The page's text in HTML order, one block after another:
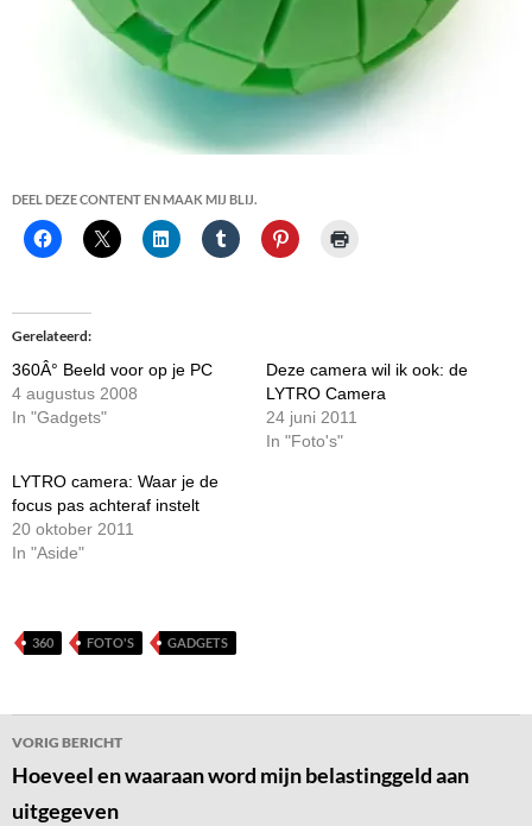
DEEL DEZE CONTENT EN MAAK MIJ BLIJ.
Gerelateerd
360Â° Beeld voor op je PC
4 augustus 2008
In "Gadgets"
Deze camera wil ik ook: de
LYTRO Camera
24 juni 2011
In "Foto's"
LYTRO camera: Waar je de
focus pas achteraf instelt
20 oktober 2011
In "Aside"
360 FOTO'S GADGETS
Bericht
navigatie
VORIG BERICHT
Hoeveel en waaraan word mijn belastinggeld aan
uitgegeven